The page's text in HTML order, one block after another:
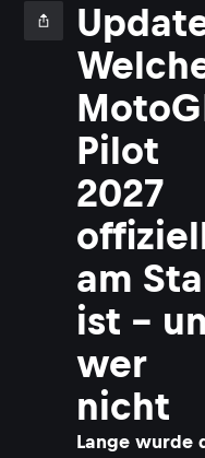
Pilot
2027
am
ist –
wer
nicht
Lange wurde